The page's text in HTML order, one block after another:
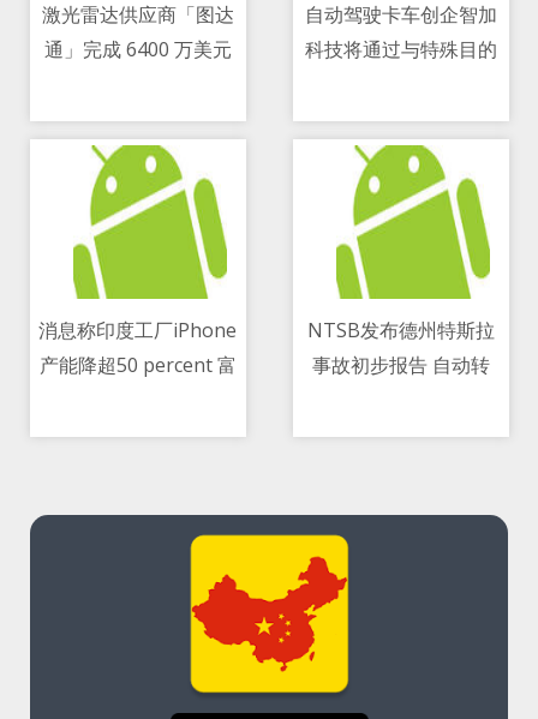
激光雷达供应商「图达
通」完成 6400 万美元
自动驾驶卡车创企智加
科技将通过与特殊目的
消息称印度工厂iPhone
产能降超50 percent 富
NTSB发布德州特斯拉
事故初步报告 自动转